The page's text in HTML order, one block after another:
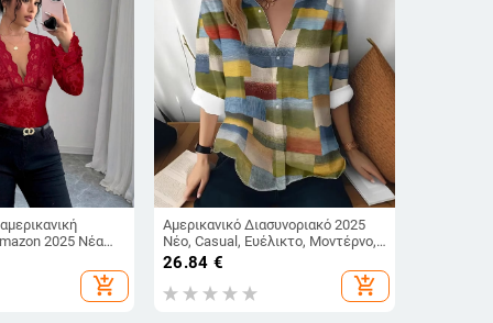
2025 Νέα
με V λαιμόκοψη
και
για το
add_shopping_cart
Αμερικανικό Διασυνοριακό 2025
Νέο, Casual, Ευέλικτο, Μοντέρνο,
Υψηλής Ποιότητας, Ριγέ Καρό
Γυναικείο Πουκάμισο με
Μακρυμάνικο
26.84 €
add_shopping_cart